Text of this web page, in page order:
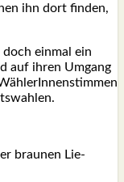
ihn dort fin­den,
ein­mal ein
auf ihren Umgang
brau­nen Lie­